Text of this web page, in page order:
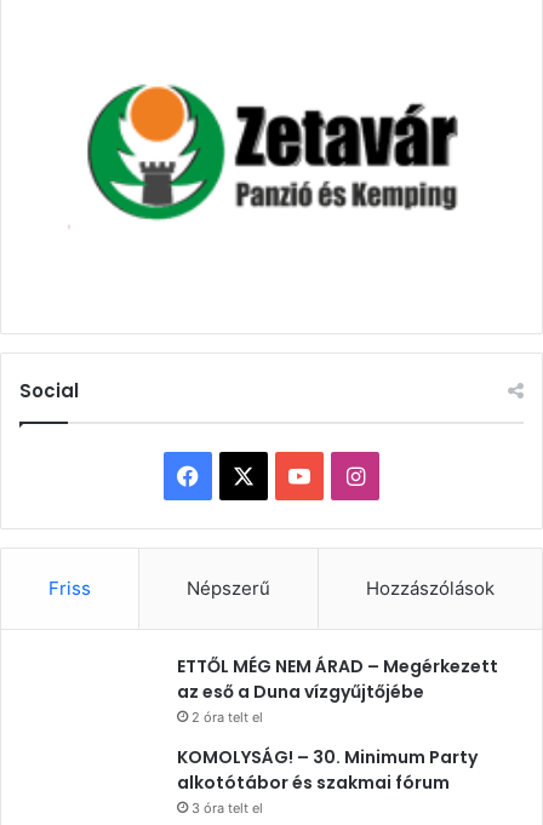
Social
Facebook YouTubeInstagram
Friss Népszerű Hozzászólások
ETTŐL MÉG NEM ÁRAD – Megérkezett
az eső a Duna vízgyűjtőjébe
2 óra telt el
KOMOLYSÁG! – 30. Minimum Party
alkotótábor és szakmai fórum
3 óra telt el